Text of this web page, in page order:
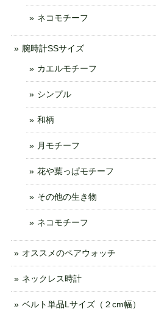
ネコモチーフ
腕時計SSサイズ
カエルモチーフ
シンプル
和柄
月モチーフ
花や葉っぱモチーフ
その他の生き物
ネコモチーフ
オススメのペアウォッチ
ネックレス時計
ベルト単品Lサイズ（２cm幅）